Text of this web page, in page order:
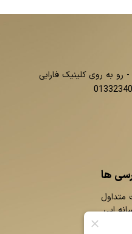
به روی کلینیک فارابی
ها
متداول
ایی